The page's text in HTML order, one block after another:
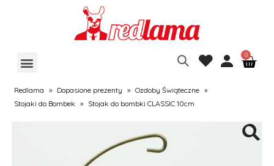
Redlama » Dopasione prezenty » Ozdoby Świąteczne »
Stojaki do Bombek » Stojak do bombki CLASSIC 10cm